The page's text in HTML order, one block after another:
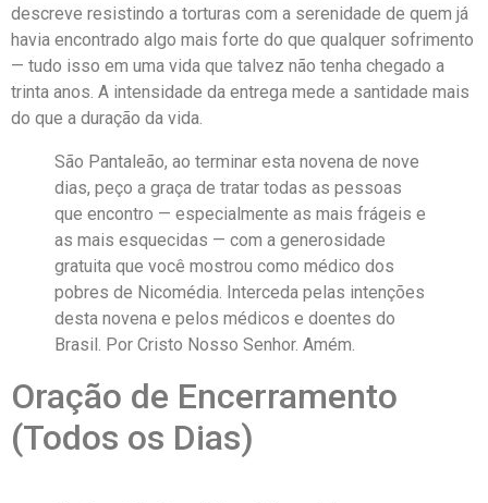
descreve resistindo a torturas com a serenidade de quem já
havia encontrado algo mais forte do que qualquer sofrimento
— tudo isso em uma vida que talvez não tenha chegado a
trinta anos. A intensidade da entrega mede a santidade mais
do que a duração da vida.
São Pantaleão, ao terminar esta novena de nove
dias, peço a graça de tratar todas as pessoas
que encontro — especialmente as mais frágeis e
as mais esquecidas — com a generosidade
gratuita que você mostrou como médico dos
pobres de Nicomédia. Interceda pelas intenções
desta novena e pelos médicos e doentes do
Brasil. Por Cristo Nosso Senhor. Amém.
Oração de Encerramento
(Todos os Dias)